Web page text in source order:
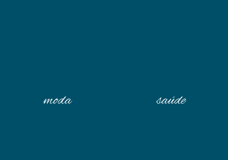
moda saúde